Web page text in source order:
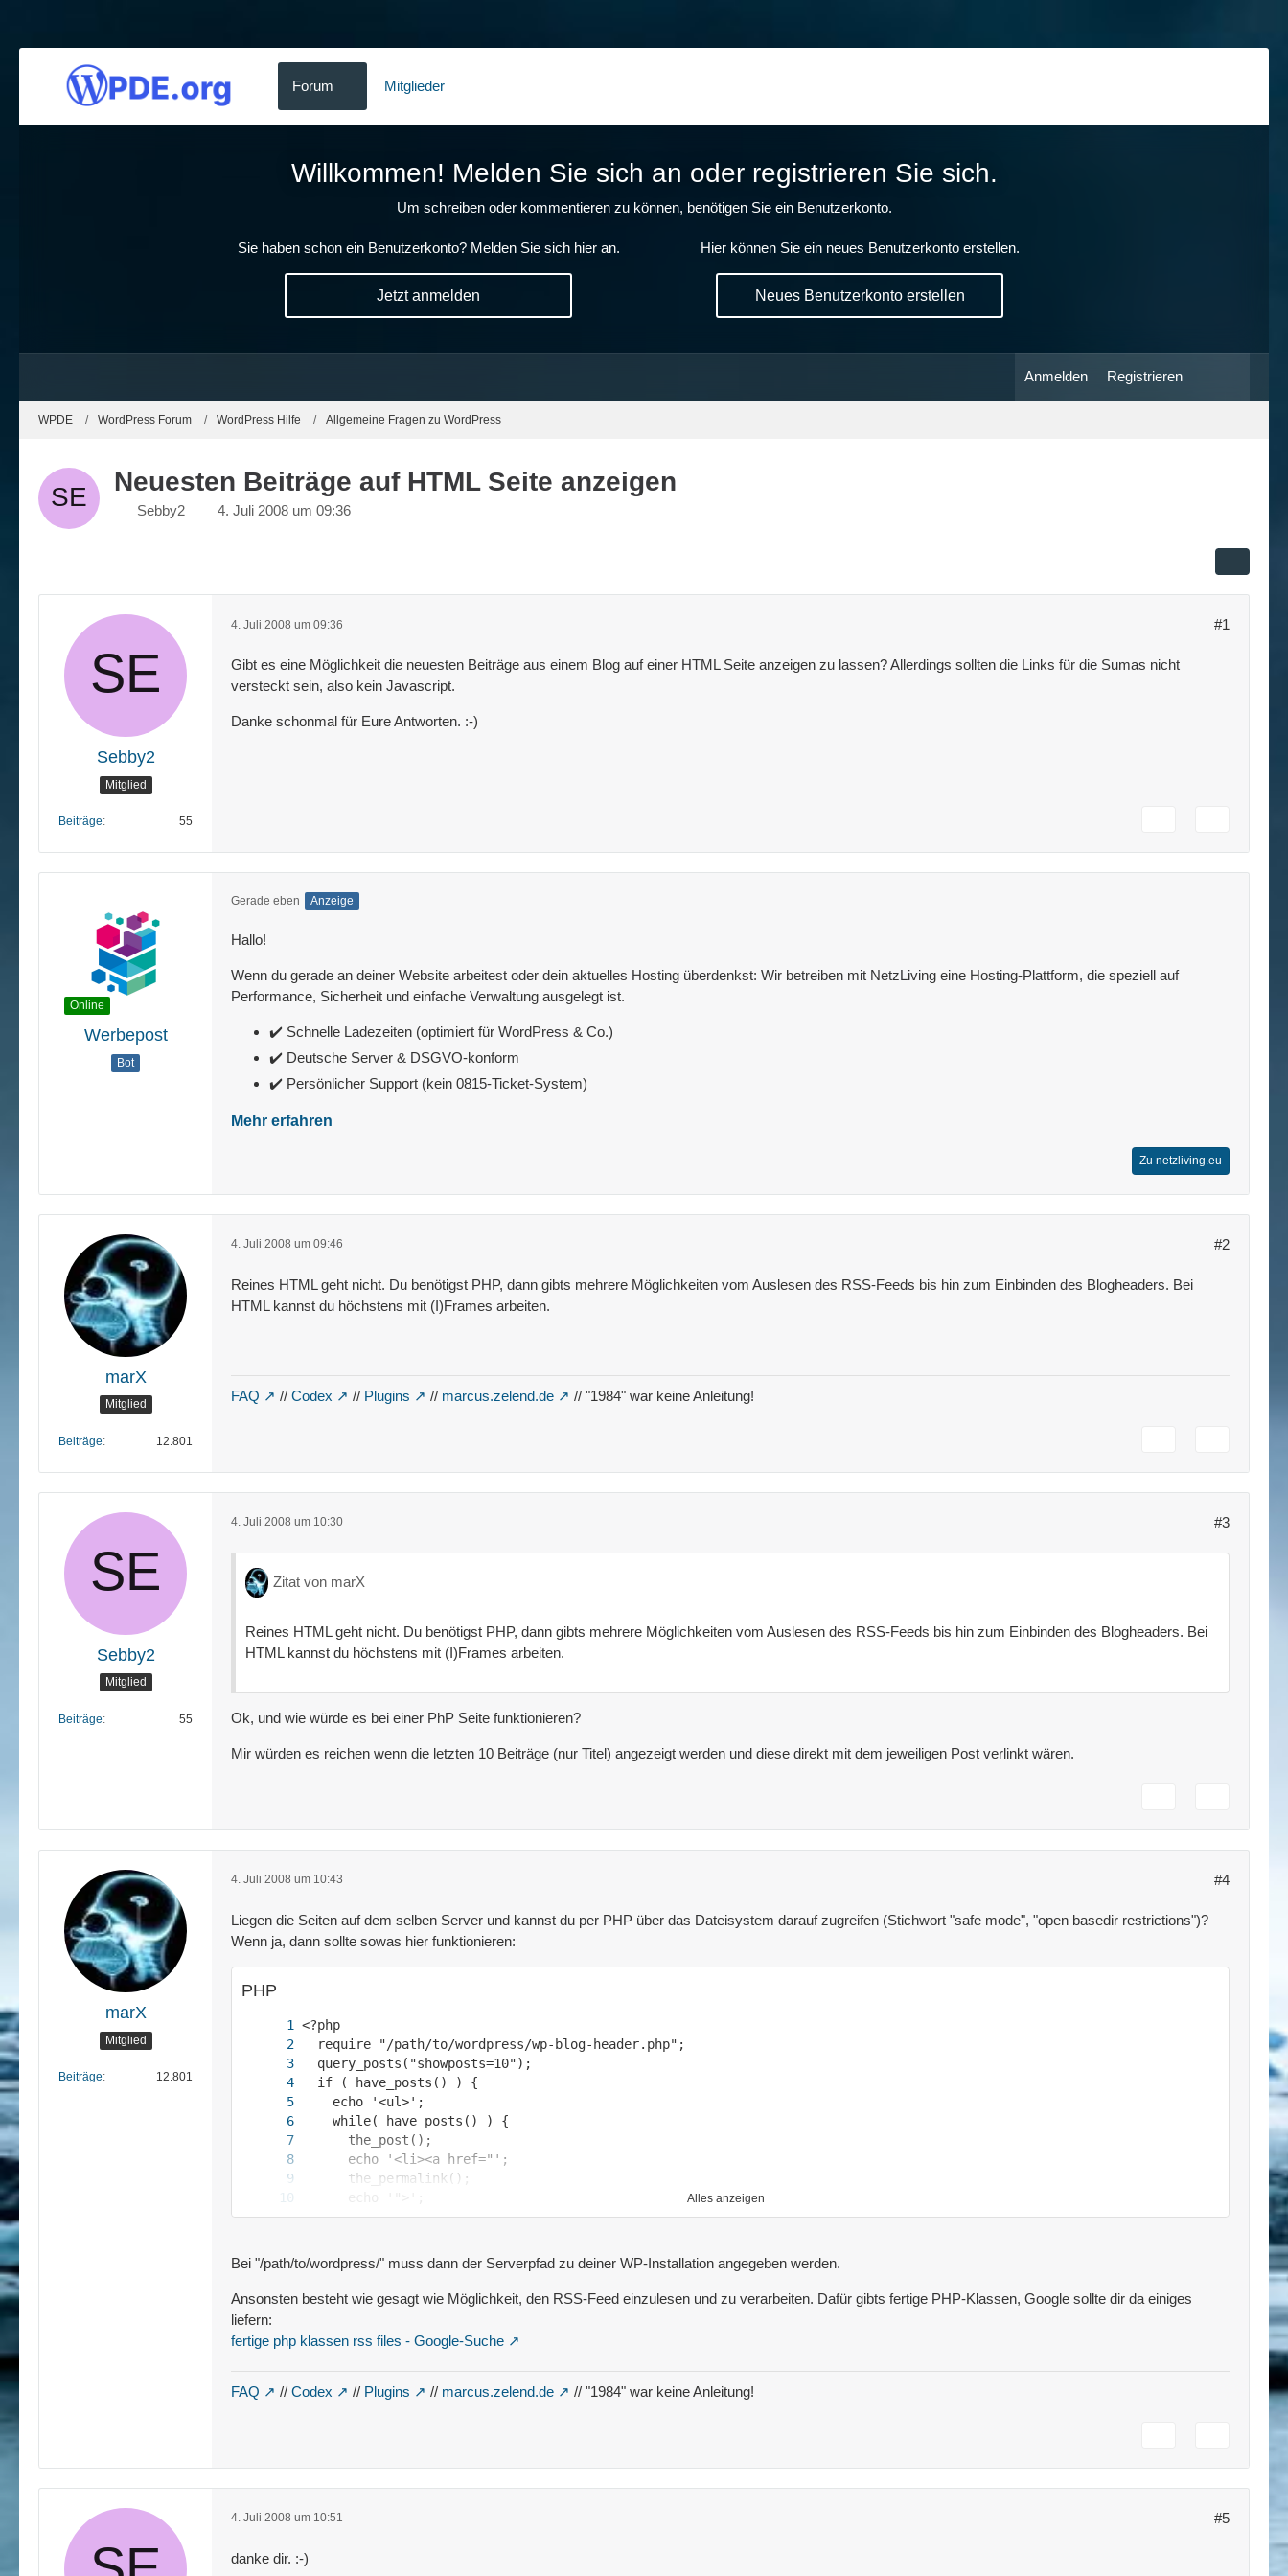
Forum Mitglieder
Willkommen! Melden Sie sich an oder registrieren Sie sich.
Um schreiben oder kommentieren zu können, benötigen Sie ein Benutzerkonto.
Sie haben schon ein Benutzerkonto? Melden Sie sich hier an.
Jetzt anmelden
Hier können Sie ein neues Benutzerkonto erstellen.
Neues Benutzerkonto erstellen
Anmelden Registrieren
WPDE WordPress Forum WordPress Hilfe Allgemeine Fragen zu WordPress
Neuesten Beiträge auf HTML Seite anzeigen
Sebby2 4. Juli 2008 um 09:36
Sebby2
Mitglied
Beiträge 55
4. Juli 2008 um 09:36 #1
Gibt es eine Möglichkeit die neuesten Beiträge aus einem Blog auf einer HTML Seite anzeigen zu lassen? Allerdings sollten die Links für die Sumas nicht
versteckt sein, also kein Javascript.
Danke schonmal für Eure Antworten. :-)
Online
Werbepost
Bot
Gerade eben Anzeige
Hallo!
Wenn du gerade an deiner Website arbeitest oder dein aktuelles Hosting überdenkst: Wir betreiben mit NetzLiving eine Hosting-Plattform, die speziell auf
Performance, Sicherheit und einfache Verwaltung ausgelegt ist.
✔️ Schnelle Ladezeiten (optimiert für WordPress & Co.)
✔️ Deutsche Server & DSGVO-konform
✔️ Persönlicher Support (kein 0815-Ticket-System)
Mehr erfahren
Zu netzliving.eu
marX
Mitglied
Beiträge 12.801
4. Juli 2008 um 09:46 #2
Reines HTML geht nicht. Du benötigst PHP, dann gibts mehrere Möglichkeiten vom Auslesen des RSS-Feeds bis hin zum Einbinden des Blogheaders. Bei
HTML kannst du höchstens mit (I)Frames arbeiten.
FAQ // Codex // Plugins // marcus.zelend.de // "1984" war keine Anleitung!
Sebby2
Mitglied
Beiträge 55
4. Juli 2008 um 10:30 #3
Zitat von marX
Reines HTML geht nicht. Du benötigst PHP, dann gibts mehrere Möglichkeiten vom Auslesen des RSS-Feeds bis hin zum Einbinden des Blogheaders. Bei
HTML kannst du höchstens mit (I)Frames arbeiten.
Ok, und wie würde es bei einer PhP Seite funktionieren?
Mir würden es reichen wenn die letzten 10 Beiträge (nur Titel) angezeigt werden und diese direkt mit dem jeweiligen Post verlinkt wären.
marX
Mitglied
Beiträge 12.801
4. Juli 2008 um 10:43 #4
Liegen die Seiten auf dem selben Server und kannst du per PHP über das Dateisystem darauf zugreifen (Stichwort "safe mode", "open basedir restrictions")?
Wenn ja, dann sollte sowas hier funktionieren:
PHP
Alles anzeigen
Bei "/path/to/wordpress/" muss dann der Serverpfad zu deiner WP-Installation angegeben werden.
Ansonsten besteht wie gesagt wie Möglichkeit, den RSS-Feed einzulesen und zu verarbeiten. Dafür gibts fertige PHP-Klassen, Google sollte dir da einiges
liefern:
fertige php klassen rss files - Google-Suche
FAQ // Codex // Plugins // marcus.zelend.de // "1984" war keine Anleitung!
4. Juli 2008 um 10:51 #5
danke dir. :-)